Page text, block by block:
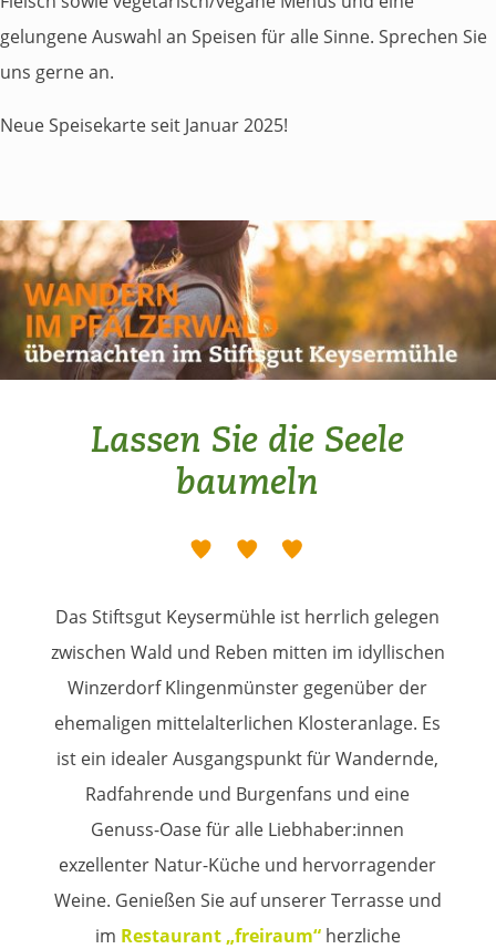
gelungene Auswahl an Speisen für alle Sinne. Sprechen Sie
uns gerne an.
Neue Speisekarte seit Januar 2025!
Lassen Sie die Seele
baumeln
Das Stiftsgut Keysermühle ist herrlich gelegen
zwischen Wald und Reben mitten im idyllischen
Winzerdorf Klingenmünster gegenüber der
ehemaligen mittelalterlichen Klosteranlage. Es
ist ein idealer Ausgangspunkt für Wandernde,
Radfahrende und Burgenfans und eine
Genuss-Oase für alle Liebhaber:innen
exzellenter Natur-Küche und hervorragender
Weine. Genießen Sie auf unserer Terrasse und
im Restaurant „freiraum“herzliche